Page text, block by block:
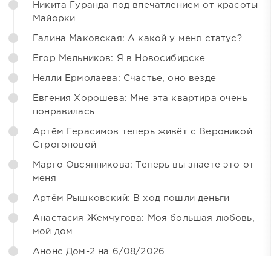
Никита Гуранда под впечатлением от красоты
Майорки
Галина Маковская: А какой у меня статус?
Егор Мельников: Я в Новосибирске
Нелли Ермолаева: Счастье, оно везде
Евгения Хорошева: Мне эта квартира очень
понравилась
Артём Герасимов теперь живёт с Вероникой
Строгоновой
Марго Овсянникова: Теперь вы знаете это от
меня
Артём Рышковский: В ход пошли деньги
Анастасия Жемчугова: Моя большая любовь,
мой дом
Анонс Дом-2 на 6/08/2026